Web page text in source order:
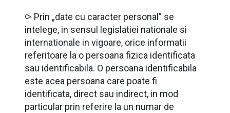
⪧ Prin „date cu caracter personal” se
intelege, in sensul legislatiei nationale si
internationale in vigoare, orice informatii
referitoare la o persoana fizica identificata
sau identificabila. O persoana identificabila
este acea persoana care poate fi
identificata, direct sau indirect, in mod
particular prin referire la un numar de